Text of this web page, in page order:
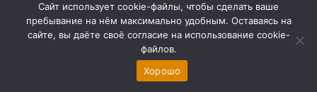
Контакты
www.site-4you.ru
Сайт использует cookie-файлы, чтобы сделать ваше
пребывание на нём максимально удобным. Оставаясь на
сайте, вы даёте своё согласие на использование cookie-
файлов.
Хорошо